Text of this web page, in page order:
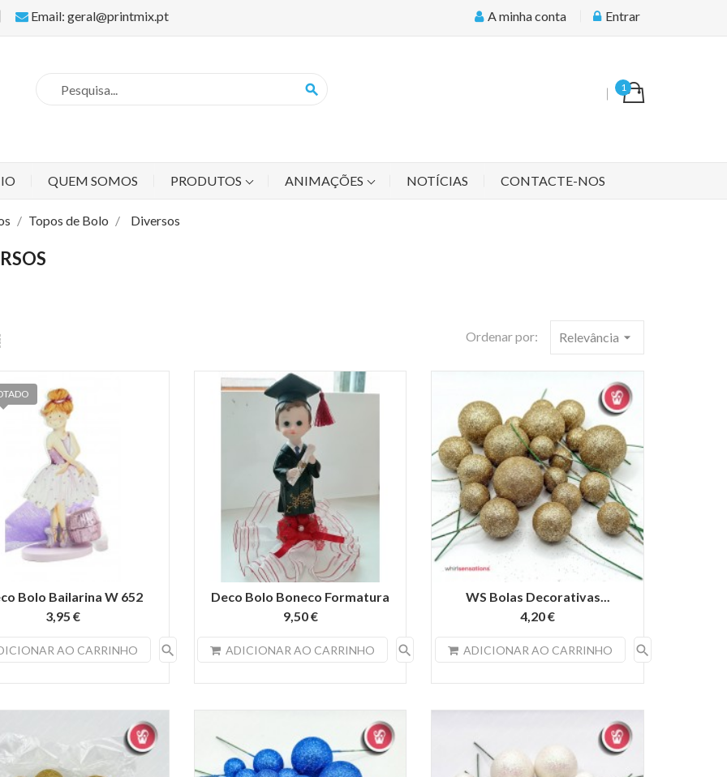
Email: geral@printmix.pt A minha conta Entrar
1
search
QUEM SOMOS PRODUTOS ANIMAÇÕES NOTÍCIAS CONTACTE-NOS
Topos de Bolo Diversos
Ordenar por: Relevância arrow_drop_down
Bolo Bailarina W 652
3,95 €
AO CARRINHO search
Deco Bolo Boneco Formatura
9,50 €
ADICIONAR AO CARRINHO search
WS Bolas Decorativas...
4,20 €
ADICIONAR AO CARRINHO search